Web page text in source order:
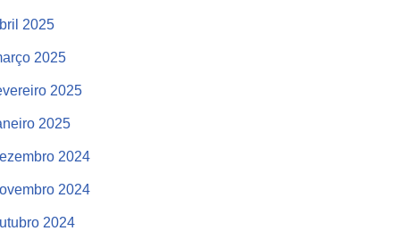
2025
2025
2025
2025
2024
2024
2024